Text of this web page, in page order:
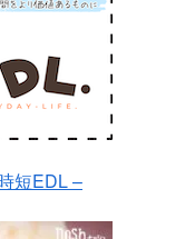
短EDL –